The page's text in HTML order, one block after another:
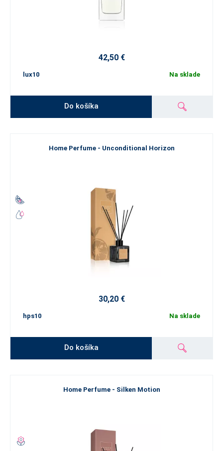
42,50 €
lux10 Na sklade
Do košíka
Home Perfume - Unconditional Horizon
30,20 €
hps10 Na sklade
Do košíka
Home Perfume - Silken Motion